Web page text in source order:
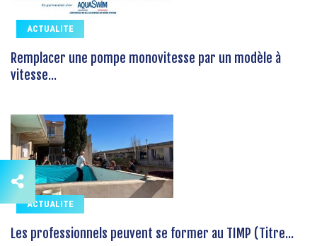
ACTUALITE
Remplacer une pompe monovitesse par un modèle à
vitesse...
ACTUALITE
Les professionnels peuvent se former au TIMP (Titre...